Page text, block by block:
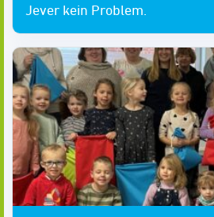
Jever kein Problem.